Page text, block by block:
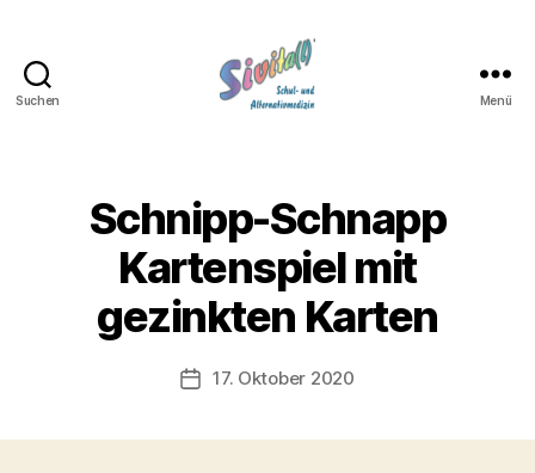
Suchen Menü
Schnipp-Schnapp
Kartenspiel mit
gezinkten Karten
Beitragsdatum
17. Oktober 2020